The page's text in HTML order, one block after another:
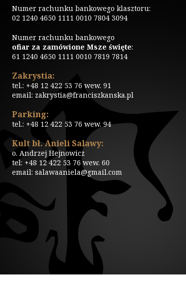
Numer rachunku bankowego klasztoru:
02 1240 4650 1111 0010 7804 3094
Numer rachunku bankowego
ofiar za zamówione Msze święte:
61 1240 4650 1111 0010 7819 7814
Zakrystia:
tel.: +48 12 422 53 76 wew. 91
email: zakrystia@franciszkanska.pl
Parking:
tel.: +48 12 422 53 76 wew. 94
Kult bł. Anieli Salawy:
o. Andrzej Hejnowicz
tel: +48 12 422 53 76 wew. 60
email: salawaaniela@gmail.com